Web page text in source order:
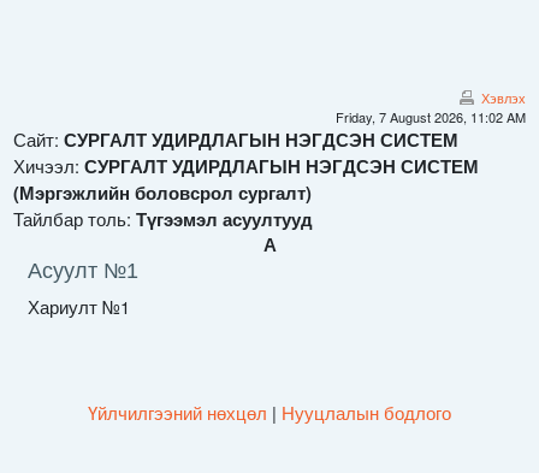
Хэвлэх
Friday, 7 August 2026, 11:02 AM
Сайт: СУРГАЛТ УДИРДЛАГЫН НЭГДСЭН СИСТЕМ
Хичээл: СУРГАЛТ УДИРДЛАГЫН НЭГДСЭН СИСТЕМ
(Мэргэжлийн боловсрол сургалт)
Тайлбар толь: Түгээмэл асуултууд
А
Асуулт №1
Хариулт №1
Үйлчилгээний нөхцөл | Нууцлалын бодлого